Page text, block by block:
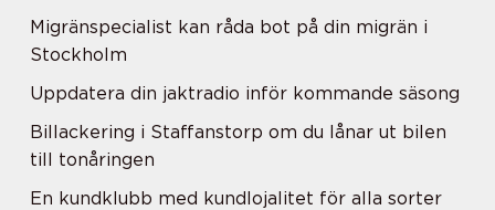
Migränspecialist kan råda bot på din migrän i
Stockholm
Uppdatera din jaktradio inför kommande säsong
Billackering i Staffanstorp om du lånar ut bilen
till tonåringen
En kundklubb med kundlojalitet för alla sorter